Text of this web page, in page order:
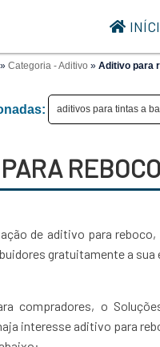
» Categoria - Aditivo » Aditivo para
aditivos para tintas a
REBOCO
de aditivo para
gratuitamente a sua
compradores, o
interesse aditivo para